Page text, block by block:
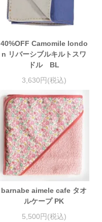
40%OFF Camomile londo
n リバーシブルキルトスワ
ドル BL
3,630円(税込)
barnabe aimele cafe タオ
ルケープ PK
5,500円(税込)